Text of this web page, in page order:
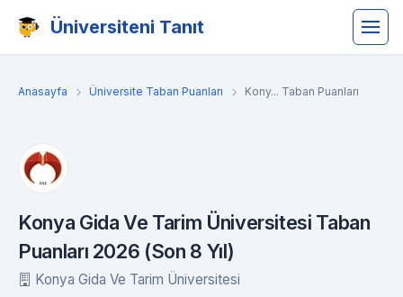
Üniversiteni Tanıt
Anasayfa Üniversite Taban Puanları Kony... Taban Puanları
Konya Gida Ve Tarim Üniversitesi Taban
Puanları 2026 (Son 8 Yıl)
Konya Gida Ve Tarim Üniversitesi